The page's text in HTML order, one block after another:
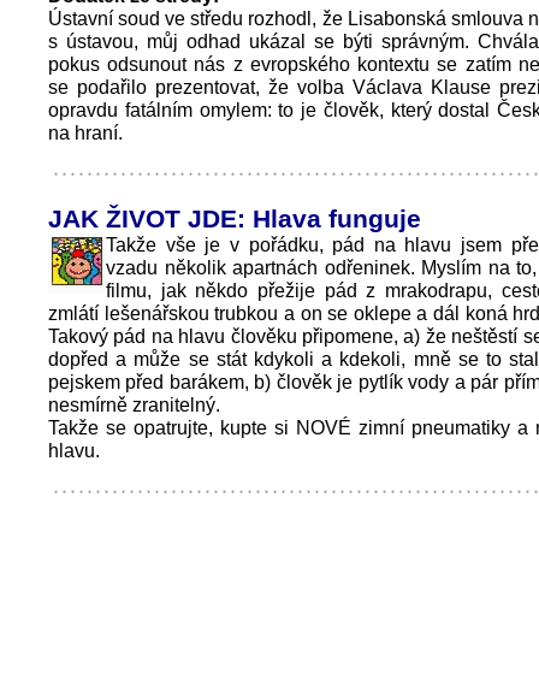
Ústavní soud ve středu rozhodl, že Lisabonská smlouva
s ústavou, můj odhad ukázal se býti správným.
pokus odsunout nás z evropského kontextu se zatím
se podařilo prezentovat, že volba Václava Klause
opravdu fatálním omylem: to je člověk, který dostal
na hraní.
JAK ŽIVOT JDE: Hlava funguje
Takže vše je v pořádku, pád na hlavu jsem
vzadu několik apartnách odřeninek. Myslím na
filmu, jak někdo přežije pád z mrakodrapu,
zmlátí lešenářskou trubkou a on se oklepe a dál koná
Takový pád na hlavu člověku připomene, a) že neštěstí
dopřed a může se stát kdykoli a kdekoli, mně se to
pejskem před barákem, b) člověk je pytlík vody a pár
nesmírně zranitelný.
Takže se opatrujte, kupte si NOVÉ zimní pneumatiky a
hlavu.